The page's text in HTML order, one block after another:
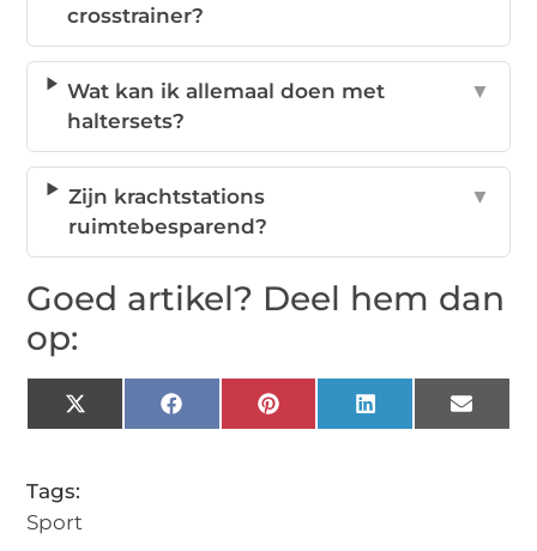
crosstrainer?
Wat kan ik allemaal doen met
haltersets?
▼
Zijn krachtstations
ruimtebesparend?
▼
Goed artikel? Deel hem dan
op:
X
(Twitter)
FacebookPinterestLinkedIn Email
Tags:
Sport